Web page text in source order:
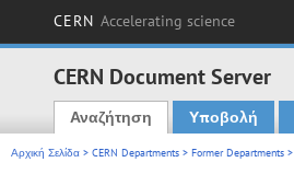
CERN Accelerating science
CERN Document Server
Main menu
Αναζήτηση Υποβολή
Αρχική Σελίδα > CERN Departments > Former Departments >